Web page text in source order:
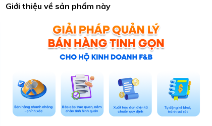
Giới thiệu về sản phẩm này